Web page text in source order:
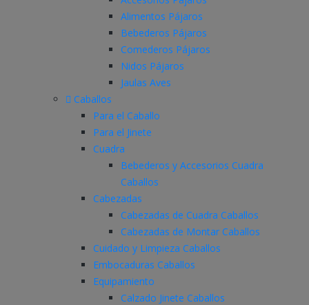
Alimentos Pájaros
Bebederos Pájaros
Comederos Pájaros
Nidos Pájaros
Jaulas Aves
Caballos
Para el Caballo
Para el Jinete
Cuadra
Bebederos y Accesorios Cuadra
Caballos
Cabezadas
Cabezadas de Cuadra Caballos
Cabezadas de Montar Caballos
Cuidado y Limpieza Caballos
Embocaduras Caballos
Equipamiento
Calzado Jinete Caballos